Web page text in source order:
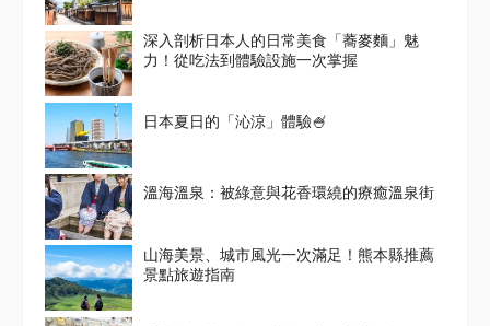
深入剖析日本人的日常美食「蕎麥麵」魅
力！從吃法到體驗設施一次掌握
日本夏日的「沁涼」體驗🍧
溫海溫泉：被綠意與花香環繞的療癒溫泉街
山海美景、城市風光一次滿足！熊本縣推薦
景點旅遊指南